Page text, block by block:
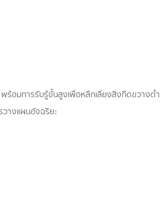
ร้อมการรับรู้ขั้นสูงเพื่อหลีกเลี่ยงสิ่งกีดขวางต่ำ
างแผนอัจฉริยะ